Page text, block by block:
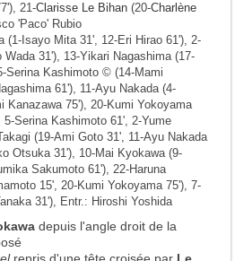
21-Clarisse Le Bihan (20-Charlène
'Paco' Rubio
(1-Isayo Mita 31', 12-Eri Hirao 61'), 2-
Wada 31'), 13-Yikari Nagashima (17-
Serina Kashimoto © (14-Mami
61'), 11-Ayu Nakada (4-
Kanazawa 75'), 20-Kumi Yokoyama
Serina Kashimoto 61', 2-Yume
(19-Ami Goto 31', 11-Ayu Nakada
Otsuka 31'), 10-Mai Kyokawa (9-
Sakumoto 61'), 22-Haruna
15', 20-Kumi Yokoyama 75'), 7-
31'), Entr.: Hiroshi Yoshida
depuis l'angle droit de la